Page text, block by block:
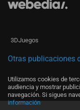
3DJuegos
Otras publicaciones
Utilizamos cookies de
audiencia y mostrar
navegación. Si sigues
información